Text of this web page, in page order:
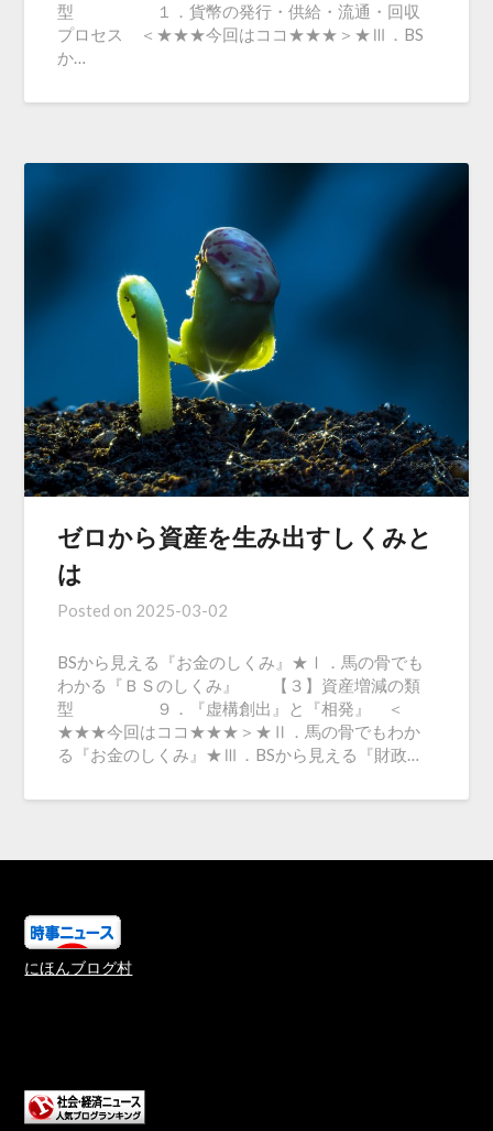
型 １．貨幣の発行・供給・流通・回収
プロセス ＜★★★今回はココ★★★＞★Ⅲ．BS
か…
ゼロから資産を生み出すしくみと
は
Posted on 2025-03-02
BSから見える『お金のしくみ』★Ⅰ．馬の骨でも
わかる『ＢＳのしくみ』 【３】資産増減の類
型 ９．『虚構創出』と『相発』 ＜
★★★今回はココ★★★＞★Ⅱ．馬の骨でもわか
る『お金のしくみ』★Ⅲ．BSから見える『財政…
にほんブログ村